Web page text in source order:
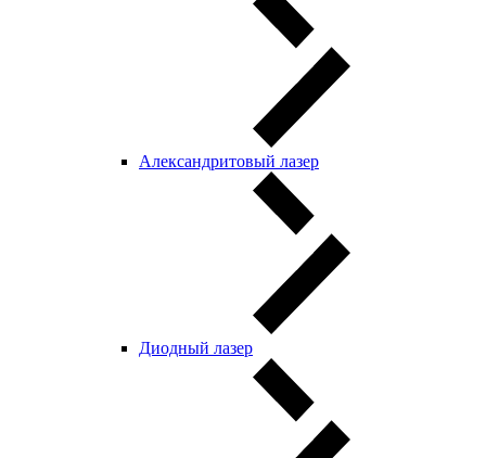
Александритовый лазер
Диодный лазер